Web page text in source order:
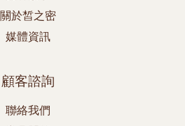
關於皙之密
媒體資訊
顧客諮詢
聯絡我們